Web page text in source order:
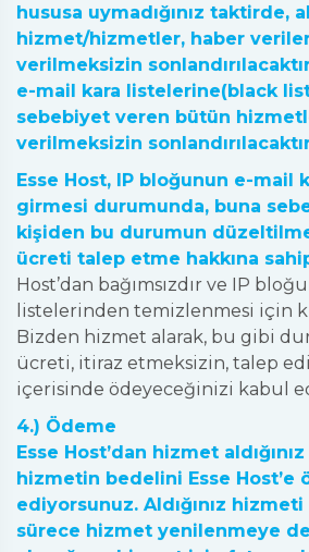
hususa uymadığınız taktirde,
hizmet/hizmetler, haber
verilmeksizin
e-mail kara listelerine(black
sebebiyet veren bütün
verilmeksizin
Esse Host, IP bloğunun e-mail
girmesi durumunda, buna
kişiden bu durumun
ücreti talep etme hakkına
Host’dan bağımsızdır ve IP
listelerinden temizlenmesi için
Bizden hizmet alarak, bu gibi
ücreti, itiraz etmeksizin, talep
içerisinde ödeyeceğinizi kabul
4.) Ödeme
Esse Host’dan hizmet
hizmetin bedelini Esse Host’e
ediyorsunuz. Aldığınız
sürece hizmet yenilenmeye